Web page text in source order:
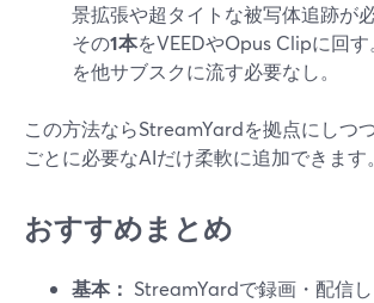
景拡張や超タイトな被写体追跡が
その1本をVEEDやOpus Clipに回す
を他サブスクに流す必要なし。
この方法ならStreamYardを拠点にしつ
ごとに必要なAIだけ柔軟に追加できます。
おすすめまとめ
基本： StreamYardで録画・配信